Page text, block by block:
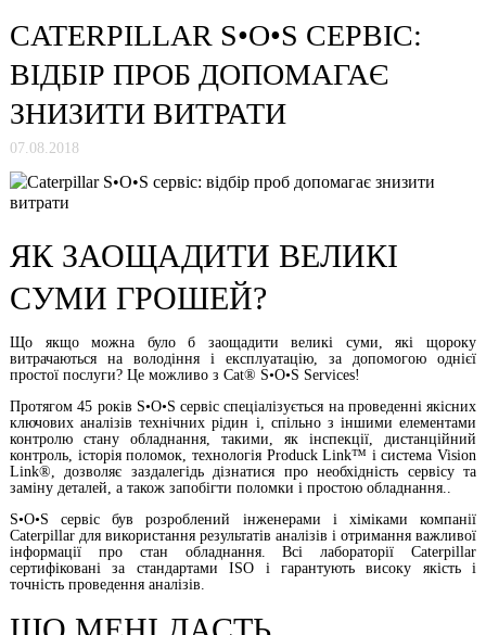
CATERPILLAR S•O•S СЕРВІС:
ВІДБІР ПРОБ ДОПОМАГАЄ
ЗНИЗИТИ ВИТРАТИ
07.08.2018
ЯК ЗАОЩАДИТИ ВЕЛИКІ
СУМИ ГРОШЕЙ?
Що якщо можна було б заощадити великі суми, які щороку
витрачаються на володіння і експлуатацію, за допомогою однієї
простої послуги? Це можливо з Cat® S•O•S Services!
Протягом 45 років S•O•S сервіс спеціалізується на проведенні якісних
ключових аналізів технічних рідин і, спільно з іншими елементами
контролю стану обладнання, такими, як інспекції, дистанційний
контроль, історія поломок, технологія Produck Link™ і система Vision
Link®,дозволяє заздалегідь дізнатися про необхідність сервісу та
заміну деталей, а також запобігти поломки і простою обладнання..
S•O•S сервіс був розроблений інженерами і хіміками компанії
Caterpillar для використання результатів аналізів і отримання важливої
інформації про стан обладнання. Всі лабораторії Caterpillar
сертифіковані за стандартами ISO і гарантують високу якість і
точність проведення аналізів.